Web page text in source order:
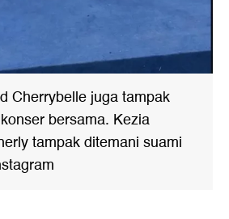
Cherrybelle juga tampak
bersama. Kezia
tampak ditemani suami